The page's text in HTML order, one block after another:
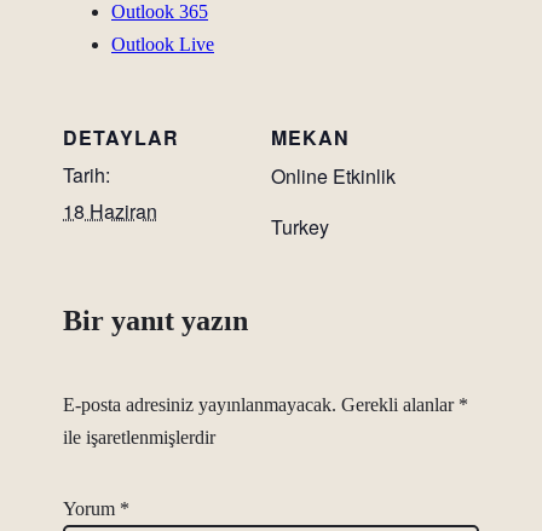
Outlook 365
Outlook Live
DETAYLAR
Tarih:
18 Haziran
MEKAN
Online Etkinlik
Turkey
Bir yanıt yazın
E-posta adresiniz yayınlanmayacak. Gerekli alanlar *
ile işaretlenmişlerdir
Yorum *